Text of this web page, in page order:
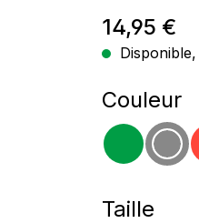
Prix
14,95 €
Couleur
vert
Taille